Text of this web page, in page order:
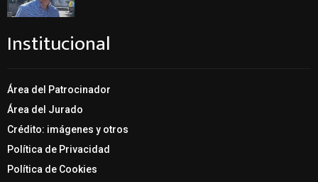
Institucional
Área del Patrocinador
Área del Jurado
Crédito: imágenes y otros
Política de Privacidad
Política de Cookies